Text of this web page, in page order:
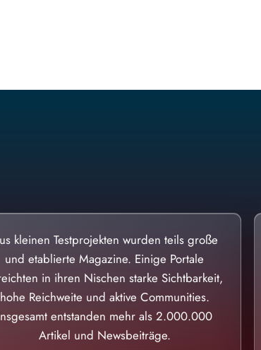
kleinen Testprojekten wurden teils große
und etablierte Magazine. Einige Portale
in ihren Nischen starke Sichtbarkeit,
hohe Reichweite und aktive Communities.
entstanden mehr als 2.000.000
Artikel und Newsbeiträge.